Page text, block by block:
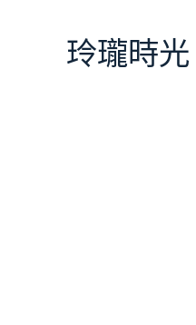
玲瓏時光